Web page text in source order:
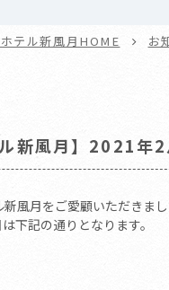
テル新風月HOME お
ル新風月】2021
風月をご愛顧いただきま
下記の通りとなります。